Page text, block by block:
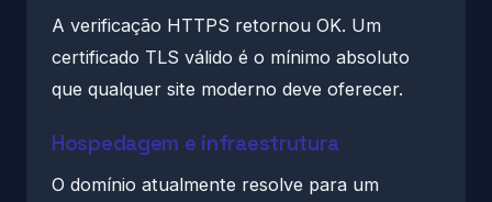
A verificação HTTPS retornou OK. Um
certificado TLS válido é o mínimo absoluto
que qualquer site moderno deve oferecer.
Hospedagem e infraestrutura
O domínio atualmente resolve para um